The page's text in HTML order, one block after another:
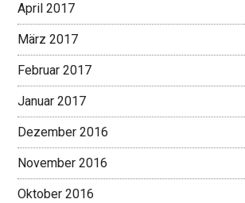
April 2017
März 2017
Februar 2017
Januar 2017
Dezember 2016
November 2016
Oktober 2016